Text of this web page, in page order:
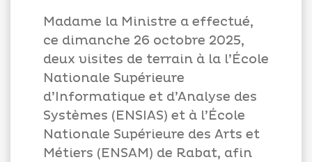
Appels
d'offres
Suggestions
Contactez-
Madame la Ministre a effectué,
ce dimanche 26 octobre 2025,
deux visites de terrain à la l’École
Nationale Supérieure
d’Informatique et d’Analyse des
Systèmes (ENSIAS) et à l’École
Nationale Supérieure des Arts et
Métiers (ENSAM) de Rabat, afin